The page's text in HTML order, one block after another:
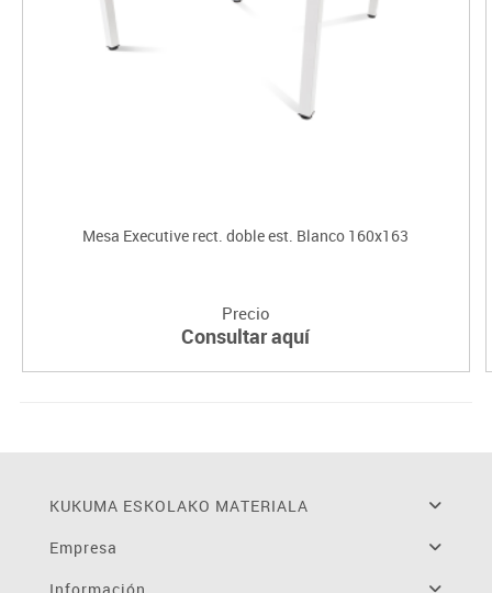
Mesa Executive rect. doble est. Blanco 160x163
Precio
Consultar aquí
KUKUMA ESKOLAKO MATERIALA
Empresa
Información